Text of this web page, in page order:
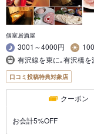
個室居酒屋
3001～4000円
有沢線を東に｡有沢橋を
口コミ投稿特典対象店
クーポン
お会計5%OFF